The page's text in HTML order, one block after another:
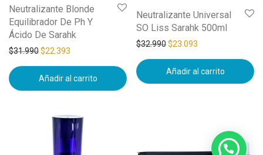
Neutralizante Blonde
Equilibrador De Ph Y
Ácido De Sarahk
$31.990$22.393
Añadir al carrito
Neutralizante Universal
SO Liss Sarahk 500ml
$32.990$23.093
Añadir al carrito